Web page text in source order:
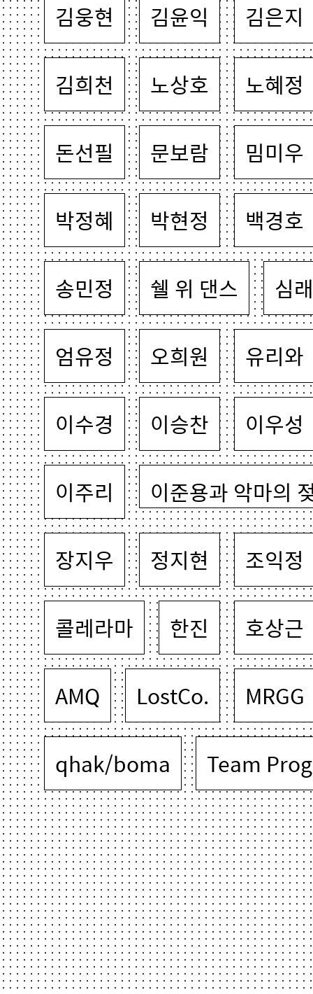
김웅현 김윤익 김은지
김희천 노상호 노혜정
돈선필 문보람 밈미우
박정혜 박현정 백경호
송민정 쉘 위 댄스 심
엄유정 오희원 유리와
이수경 이승찬 이우성
이주리 이준용과 악마의
장지우 정지현 조익정
콜레라마 한진 호상근
AMQ LostCo. MRGG
qhak/boma Team